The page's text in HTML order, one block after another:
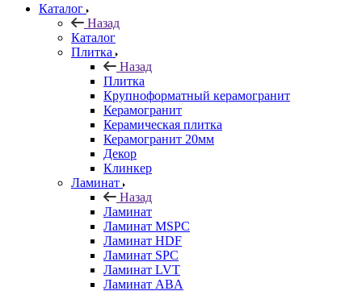
Каталог
Назад
Каталог
Плитка
Назад
Плитка
Крупноформатный керамогранит
Керамогранит
Керамическая плитка
Керамогранит 20мм
Декор
Клинкер
Ламинат
Назад
Ламинат
Ламинат MSPC
Ламинат HDF
Ламинат SPC
Ламинат LVT
Ламинат ABA